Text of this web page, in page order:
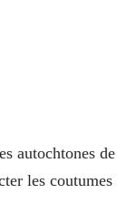
autochtones de
les coutumes